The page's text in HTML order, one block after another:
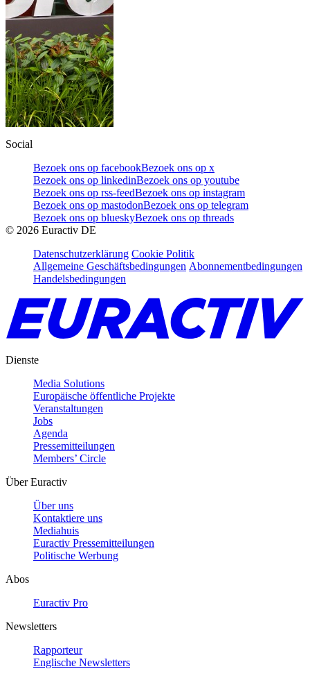
Social
Bezoek ons op facebookBezoek ons op x
Bezoek ons op linkedinBezoek ons op youtube
Bezoek ons op rss-feedBezoek ons op instagram
Bezoek ons op mastodonBezoek ons op telegram
Bezoek ons op blueskyBezoek ons op threads
© 2026 Euractiv DE
Datenschutzerklärung Cookie Politik
Allgemeine Geschäftsbedingungen Abonnementbedingungen
Handelsbedingungen
Dienste
Media Solutions
Europäische öffentliche Projekte
Veranstaltungen
Jobs
Agenda
Pressemitteilungen
Members’ Circle
Über Euractiv
Über uns
Kontaktiere uns
Mediahuis
Euractiv Pressemitteilungen
Politische Werbung
Abos
Euractiv Pro
Newsletters
Rapporteur
Englische Newsletters